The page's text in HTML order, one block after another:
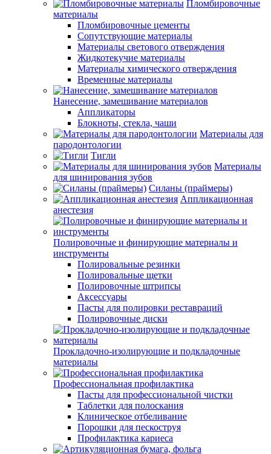
Пломбировочные
материалы
Пломбировочные цементы
Сопутствующие материалы
Материалы светового отверждения
Жидкотекучие материалы
Материалы химического отверждения
Временные материалы
Нанесение, замешивание материалов
Аппликаторы
Блокноты, стекла, чаши
Материалы для
пародонтологии
Тигли
Материалы
для шинирования зубов
Силаны (праймеры)
Аппликационная
анестезия
Полировочные и финирующие материалы и
инструменты
Полировальные резинки
Полировальные щетки
Полировочные штрипсы
Аксессуары
Пасты для полировки реставраций
Полировочные диски
Прокладочно-изолирующие и подкладочные
материалы
Профессиональная профилактика
Пасты для профессиональной чистки
Таблетки для полоскания
Клиническое отбеливание
Порошки для пескоструя
Профилактика кариеса